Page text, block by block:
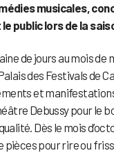
musicales,
public lors de la
de jours au mois de
des Festivals de
et
Debussy pour le
Dès le mois
pour rire ou